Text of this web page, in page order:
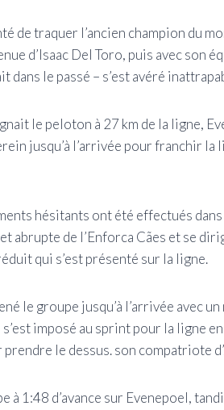
de traquer l’ancien champion du
d’Isaac Del Toro, puis avec son
dans le passé – s’est avéré
le peloton à 27 km de la ligne,
jusqu’à l’arrivée pour franchir
hésitants ont été effectués
abrupte de l’Enforca Cães et se
qui s’est présenté sur la ligne.
le groupe jusqu’à l’arrivée avec
imposé au sprint pour la ligne
prendre le dessus. son compatriote
à 1:48 d’avance sur Evenepoel,